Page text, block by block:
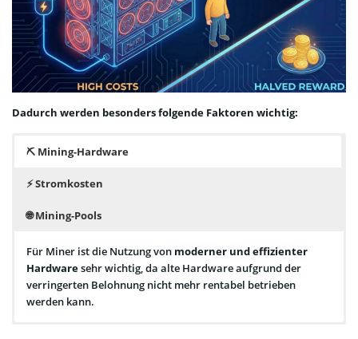
Dadurch werden besonders folgende Faktoren wichtig:
⛏️ Mining-Hardware
⚡Stromkosten
🌐Mining-Pools
Für Miner ist die Nutzung von moderner und effizienter
Hardwaresehr wichtig, da alte Hardware aufgrund der
verringerten Belohnung nicht mehr rentabel betrieben
werden kann.